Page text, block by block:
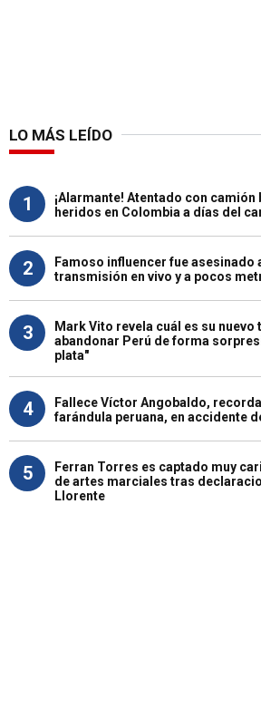
LO MÁS LEÍDO
1
¡Alarmante! Atentado con camión
heridos en Colombia a días del
2
Famoso influencer fue asesinado
transmisión en vivo y a pocos
3
Mark Vito revela cuál es su nuevo
abandonar Perú de forma
plata"
4
Fallece Víctor Angobaldo,
farándula peruana, en accidente
5
Ferran Torres es captado muy
de artes marciales tras
Llorente